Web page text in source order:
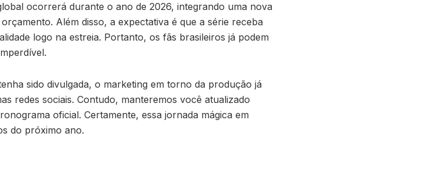
ocorrerá durante o ano de 2026, integrando uma nova
Além disso, a expectativa é que a série receba
logo na estreia. Portanto, os fãs brasileiros já podem
sido divulgada, o marketing em torno da produção já
redes sociais. Contudo, manteremos você atualizado
oficial. Certamente, essa jornada mágica em
do próximo ano.